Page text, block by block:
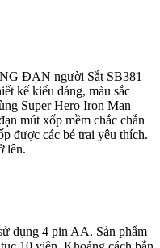
ĐẠN người Sắt SB381
kế kiểu dáng, màu sắc
Super Hero Iron Man
mút xốp mềm chắc chắn
được các bé trai yêu thích.
lên.
dụng 4 pin AA. Sản phẩm